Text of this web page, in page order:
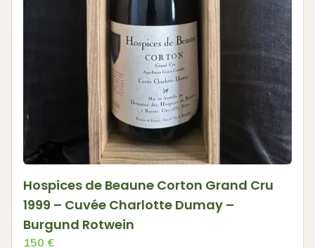
Hospices de Beaune Corton Grand Cru
1999 – Cuvée Charlotte Dumay –
Burgund Rotwein
150 €